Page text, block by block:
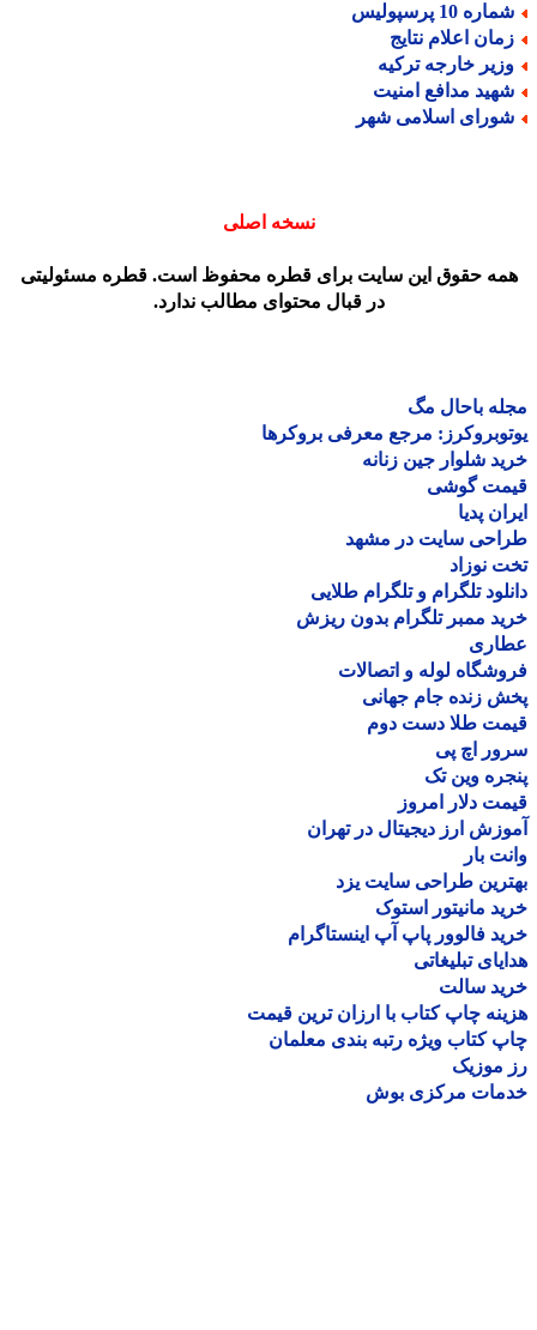
10 پرسپولیس
اعلام نتایج
خارجه ترکیه
مدافع امنیت
اسلامی شهر
نسخه اصلی
حقوق این سایت برای قطره محفوظ است. قطره مسئولیتی
در قبال محتوای مطالب ندارد.
باحال مگ
مرجع معرفی بروکرها
شلوار جین زنانه
گوشی
پدیا
سایت در مشهد
نوزاد
تلگرام و تلگرام طلایی
ممبر تلگرام بدون ریزش
لوله و اتصالات
زنده جام جهانی
طلا دست دوم
اچ پی
وین تک
دلار امروز
ارز دیجیتال در تهران
بار
طراحی سایت یزد
مانیتور استوک
فالوور پاپ آپ اینستاگرام
تبلیغاتی
سالت
چاپ کتاب با ارزان ترین قیمت
کتاب ویژه رتبه بندی معلمان
موزیک
مرکزی بوش